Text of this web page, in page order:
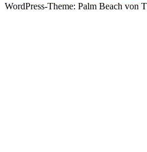
WordPress-Theme: Palm Beach von